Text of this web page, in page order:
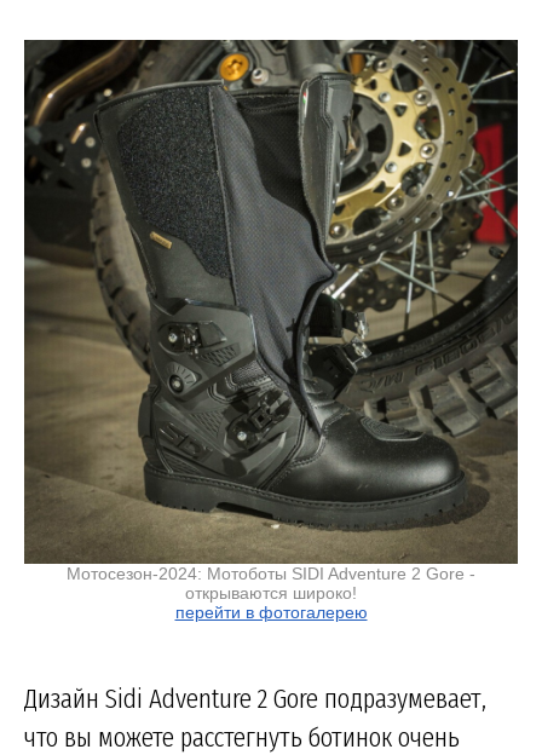
Мотосезон-2024: Мотоботы SIDI Adventure 2 Gore -
открываются широко!
перейти в фотогалерею
Дизайн Sidi Adventure 2 Gore подразумевает,
что вы можете расстегнуть ботинок очень